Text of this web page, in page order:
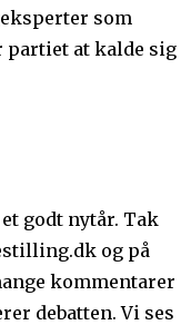
som
at kalde sig
godt nytår. Tak
og på
kommentarer
debatten. Vi ses